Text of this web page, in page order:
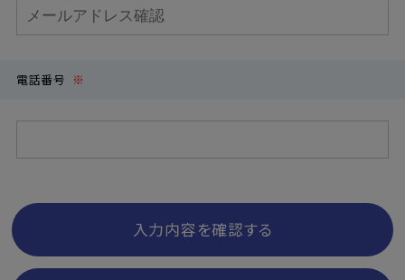
電話番号 ※
入力内容を確認する